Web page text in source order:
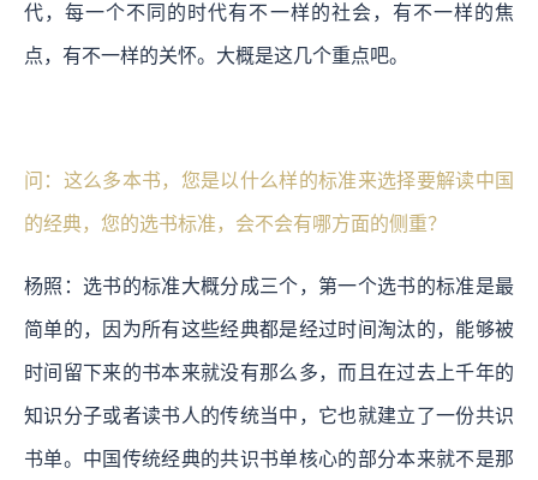
代，每一个不同的时代有不一样的社会，有不一样的焦
点，有不一样的关怀。大概是这几个重点吧。
问：这么多本书，您是以什么样的标准来选择要解读中国
的经典，您的选书标准，会不会有哪方面的侧重？
杨照：选书的标准大概分成三个，第一个选书的标准是最
简单的，因为所有这些经典都是经过时间淘汰的，能够被
时间留下来的书本来就没有那么多，而且在过去上千年的
知识分子或者读书人的传统当中，它也就建立了一份共识
书单。中国传统经典的共识书单核心的部分本来就不是那